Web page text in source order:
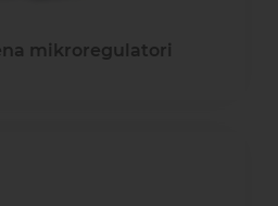
mikroregulatori